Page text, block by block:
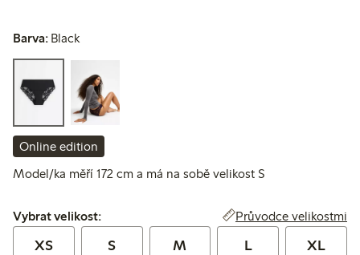
Barva: Black
Online edition
Model/ka měří 172 cm a má na sobě velikost S
Vybrat velikost:
Vybrat velikost: Průvodce velikostmi
XS S M L XL